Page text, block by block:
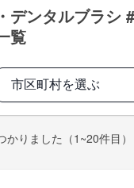
デンタルブラシ
覧
市区町村を選ぶ
かりました （1~20件目）